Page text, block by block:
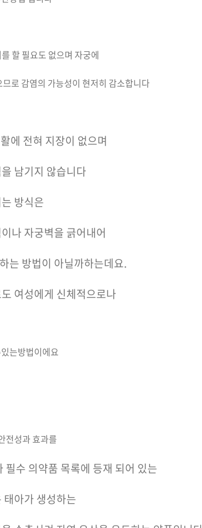
할 필요도 없으며 자궁에
로 감염의 가능성이 현저히 감소합니다
에 전혀 지장이 없으며
남기지 않습니다
방식은
나 자궁벽을 긁어내어
는 방법이 아닐까하는데요.
여성에게 신체적으로나
는방법이에요
전성과 효과를
필수 의약품 목록에 등재 되어 있는
아가 생성하는